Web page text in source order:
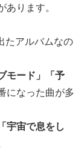
あります。
たアルバムなの
モード」「予
になった曲が多
「宇宙で息をし